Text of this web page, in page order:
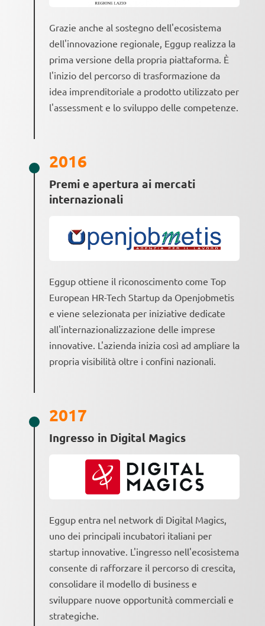
Grazie anche al sostegno dell'ecosistema
dell'innovazione regionale, Eggup realizza la
prima versione della propria piattaforma. È
l'inizio del percorso di trasformazione da
idea imprenditoriale a prodotto utilizzato per
l'assessment e lo sviluppo delle competenze.
2016
Premi e apertura ai mercati
internazionali
Eggup ottiene il riconoscimento come Top
European HR-Tech Startup da Openjobmetis
e viene selezionata per iniziative dedicate
all'internazionalizzazione delle imprese
innovative. L'azienda inizia così ad ampliare la
propria visibilità oltre i confini nazionali.
2017
Ingresso in Digital Magics
Eggup entra nel network di Digital Magics,
uno dei principali incubatori italiani per
startup innovative. L'ingresso nell'ecosistema
consente di rafforzare il percorso di crescita,
consolidare il modello di business e
sviluppare nuove opportunità commerciali e
strategiche.